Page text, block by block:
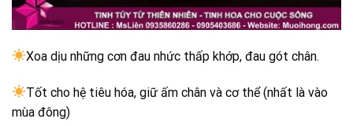
Xoa dịu những cơn đau nhức thấp khớp, đau gót chân.
Tốt cho hệ tiêu hóa, giữ ấm chân và cơ thể (nhất là vào
mùa đông)